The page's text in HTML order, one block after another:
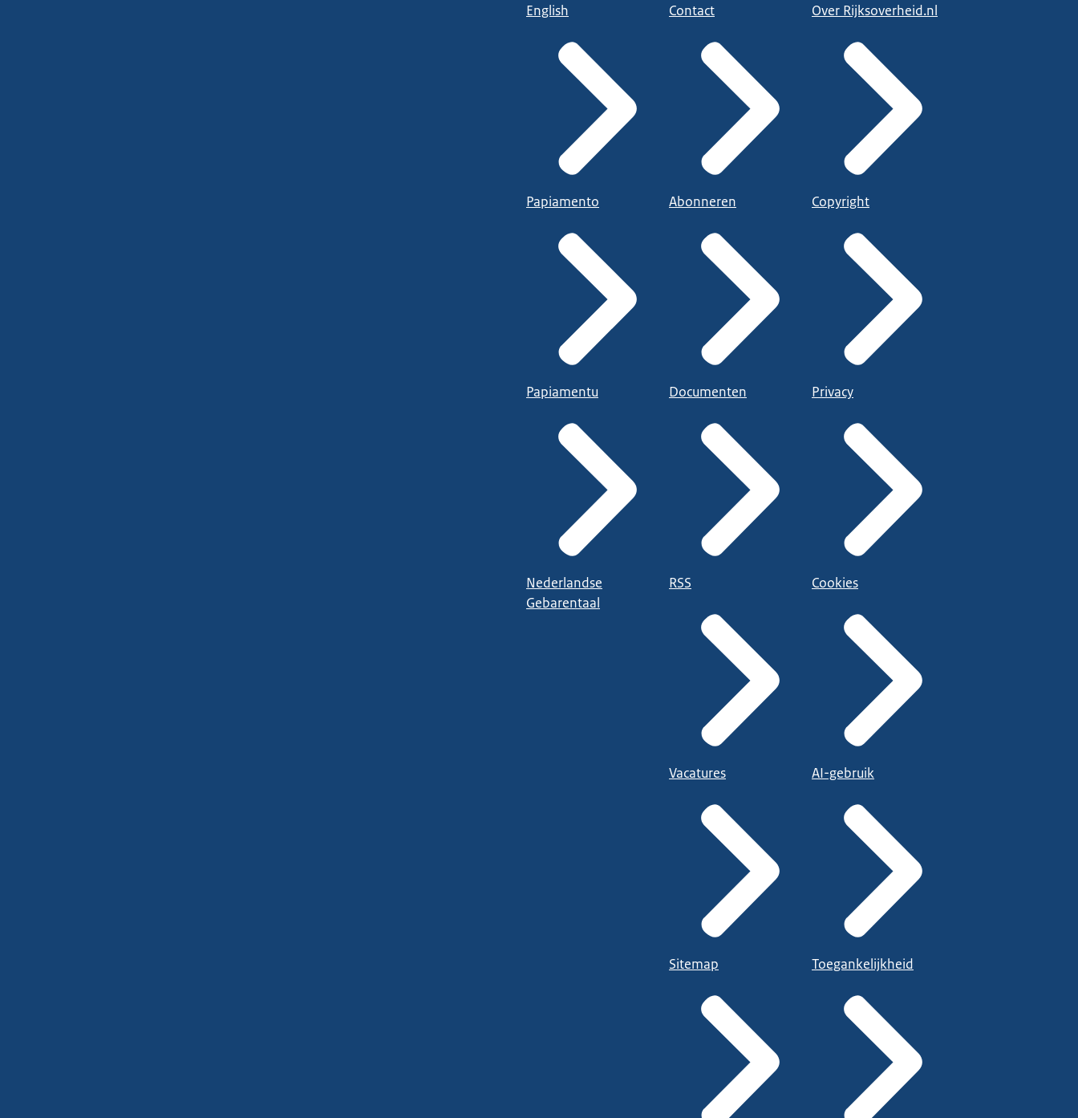
English
Papiamento
Papiamentu
Nederlandse
Gebarentaal
Contact
Abonneren
Documenten
RSS
Vacatures
Sitemap
Over Rijksoverheid.nl
Copyright
Privacy
Cookies
AI-gebruik
Toegankelijkheid